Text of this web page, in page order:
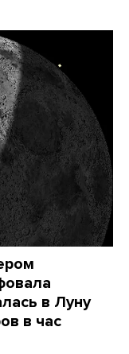
в Луну
в час